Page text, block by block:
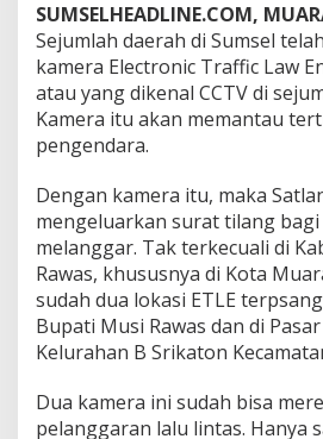
i
2
2
3
K
a
p
a
t
e
n
M
u
r
B
e
SUMSELHEADLINE.COM,
Sejumlah daerah di Sumsel
kamera Electronic Traffic Law
atau yang dikenal CCTV di
Kamera itu akan memantau
pengendara.
Dengan kamera itu, maka
mengeluarkan surat tilang
melanggar. Tak terkecuali di
Rawas, khususnya di Kota
sudah dua lokasi ETLE
Bupati Musi Rawas dan di
Kelurahan B Srikaton
Dua kamera ini sudah bisa
pelanggaran lalu lintas. Hanya